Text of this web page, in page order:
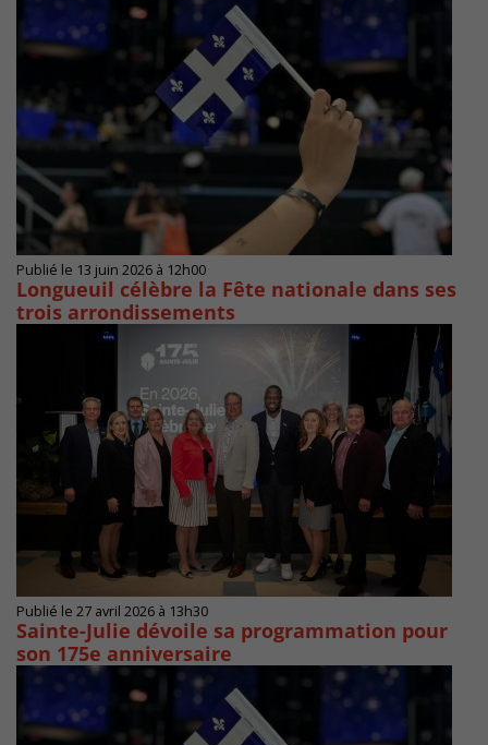
Publié le 13 juin 2026 à 12h00
Longueuil célèbre la Fête nationale dans ses
trois arrondissements
Publié le 27 avril 2026 à 13h30
Sainte-Julie dévoile sa programmation pour
son 175e anniversaire